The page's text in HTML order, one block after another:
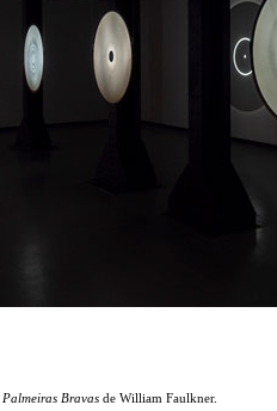
Palmeiras Bravas de William Faulkner.